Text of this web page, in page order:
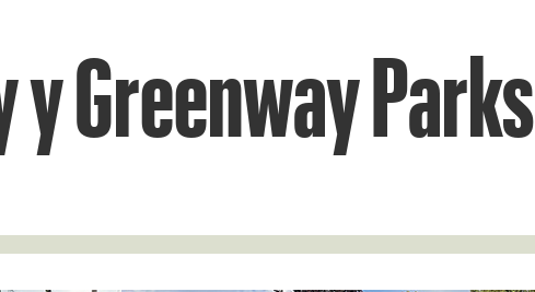
y Greenway Parks